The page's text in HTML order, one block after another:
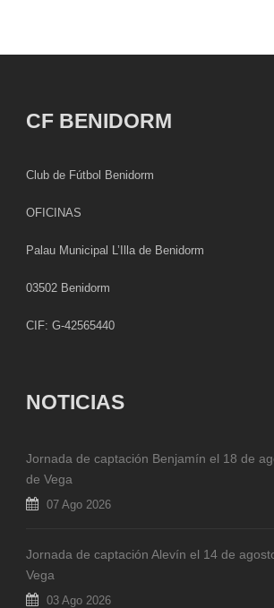
CF BENIDORM
Club de Fútbol Benidorm
OFICINAS
Palau Municipal L’Illa de Benidorm
03502 Benidorm
CIF: G-42565440
NOTICIAS
Jornada de captación Benjamín el 18 de
de Vega
07 Ago 2026
Jornada de captación Alevín el 14 de
Vega
03 Ago 2026